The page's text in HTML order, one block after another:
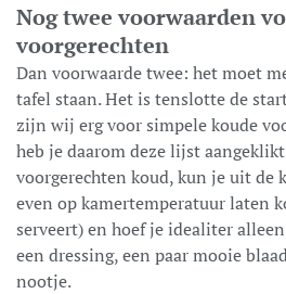
Nog twee voorwaarden
voorgerechten
Dan voorwaarde twee: het moet
tafel staan. Het is tenslotte de
zijn wij erg voor simpele koude
heb je daarom deze lijst
voorgerechten koud, kun je uit de
even op kamertemperatuur laten
serveert) en hoef je idealiter
een dressing, een paar mooie
nootje.